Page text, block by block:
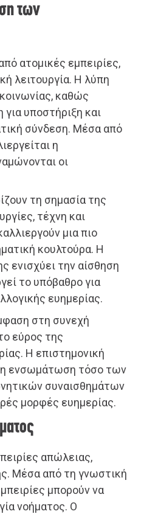
των
ατομικές εμπειρίες,
λειτουργία. Η λύπη
καθώς
υποστήριξη και
σύνδεση. Μέσα από
η
οι
τη σημασία της
τέχνη και
μια πιο
κουλτούρα. Η
ενισχύει την αίσθηση
το υπόβαθρο για
ευημερίας.
στη συνεχή
εύρος της
Η επιστημονική
η ενσωμάτωση τόσο των
συναισθημάτων
μορφές ευημερίας.
απώλειας,
Μέσα από τη γνωστική
μπορούν να
νοήματος. Ο